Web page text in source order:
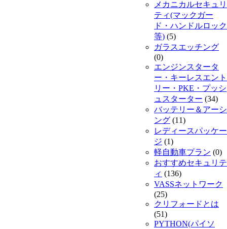
メカニカルセキュリ
ティ(マックガー
ド・ハンドルロック
等) (5)
ガラスエッチング
(0)
エンジンスタータ
ー・キーレスエント
リー・PKE・プッシ
ュスターター (34)
バッテリー＆アーシ
ング (11)
レディースパッケー
ジ (1)
軽自動車プラン (0)
おすすめセキュリテ
ィ (136)
VASSネットワーク
(25)
クリフォードとは
(51)
PYTHON(パイソ